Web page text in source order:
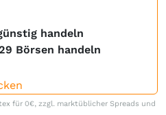
handeln
Börsen handeln
für 0€, zzgl. marktüblicher Spreads und